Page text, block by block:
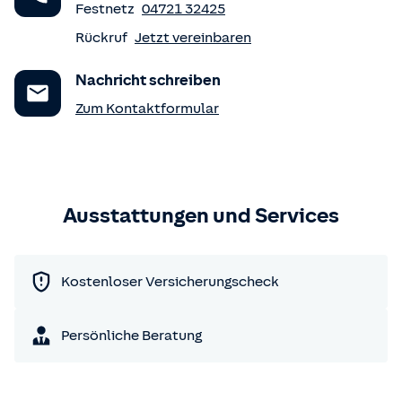
Festnetz 04721 32425
Rückruf Jetzt vereinbaren
Nachricht schreiben
Zum Kontaktformular
Ausstattungen und Services
Kostenloser Versicherungscheck
Persönliche Beratung